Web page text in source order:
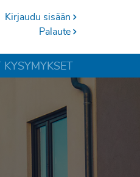
Kirjaudu sisään
Palaute